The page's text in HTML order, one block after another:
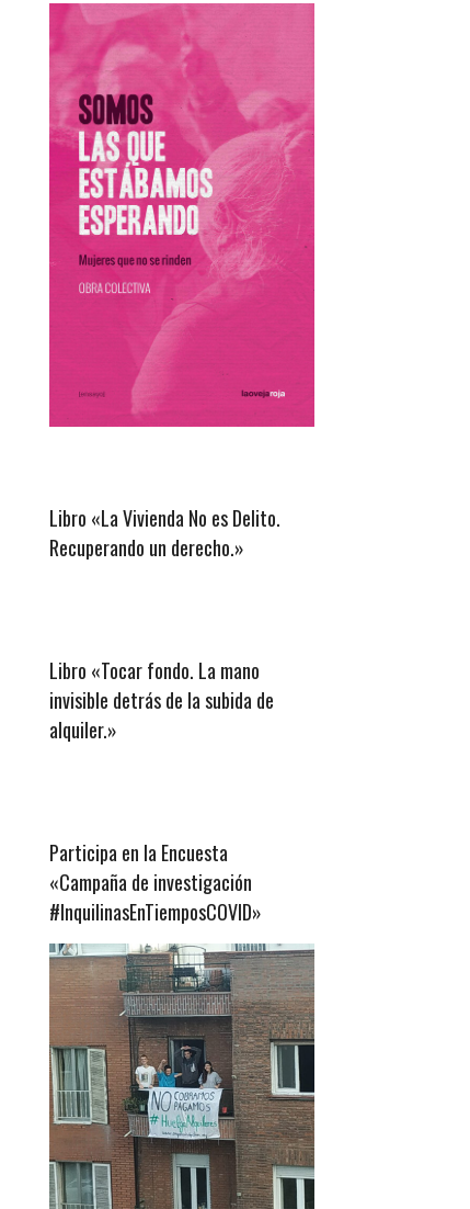
Libro «La Vivienda No es Delito.
Recuperando un derecho.»
Libro «Tocar fondo. La mano
invisible detrás de la subida de
alquiler.»
Participa en la Encuesta
«Campaña de investigación
#InquilinasEnTiemposCOVID»